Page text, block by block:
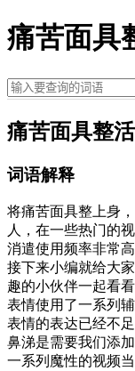
痛苦面具
痛苦面具整活
词语解释
将痛苦面具整上身
人，在一些热门的
消遣使用频率非常
接下来小编就给大
趣的小伙伴一起看
表情使用了一系列
表情的表达已经不
鼻涕是需要我们添
一系列魔性的视频